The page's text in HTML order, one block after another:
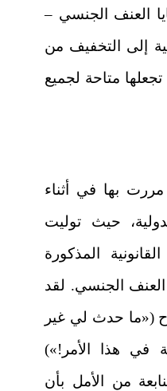
العنف الجنسي –
إلى التخفيف من
متاحة لجميع
بها في أثناء
حيث توليت
المذكورة
العنف الجنسي. لقد
(«ما حدث لي غير
في هذا الأمر!»)
من الأمل بأن